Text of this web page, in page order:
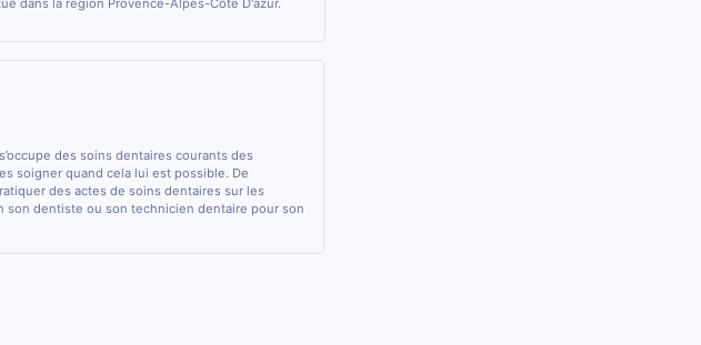
dans la région Provence-Alpes-Côte D'azur.
des soins dentaires courants des
soigner quand cela lui est possible. De
des actes de soins dentaires sur les
son dentiste ou son technicien dentaire pour son